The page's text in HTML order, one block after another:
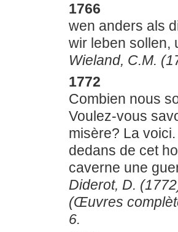
1766
wen anders als
wir leben sollen,
Wieland, C.M.
1772
Combien nous
Voulez-vous
misère? La
dedans de cet
caverne une
Diderot, D.
(Œuvres
6.